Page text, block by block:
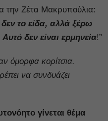
την Ζέτα Μακρυπούλια:
το είδα, αλλά ξέρω
Αυτό δεν είναι ερμηνεία!”
όμορφα κορίτσια.
να συνδυάζει
γίνεται θέμα